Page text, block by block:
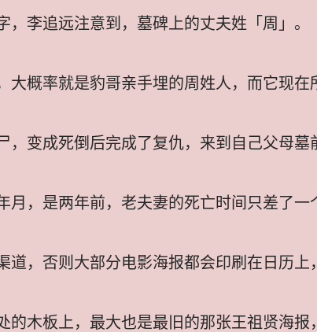
，李追远注意到，墓碑上的丈夫姓「周」。
大概率就是豹哥亲手埋的周姓人，而它现在
，变成死倒后完成了复仇，来到自己父母墓
月，是两年前，老夫妻的死亡时间只差了一
道，否则大部分电影海报都会印刷在日历上
的木板上，最大也是最旧的那张王祖贤海报